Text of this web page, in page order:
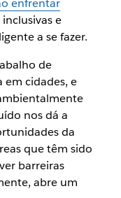
enfrentar
e
a se fazer.
de
cidades, e
nos dá a
da
que têm sido
barreiras
abre um